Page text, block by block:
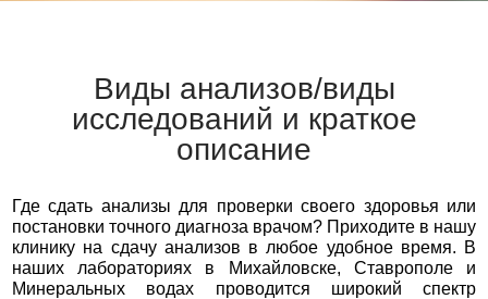
Виды анализов/виды
исследований и краткое
описание
Где сдать анализы для проверки своего здоровья или
постановки точного диагноза врачом? Приходите в нашу
клинику на сдачу анализов в любое удобное время. В
наших лабораториях в Михайловске, Ставрополе и
Минеральных водах проводится широкий спектр